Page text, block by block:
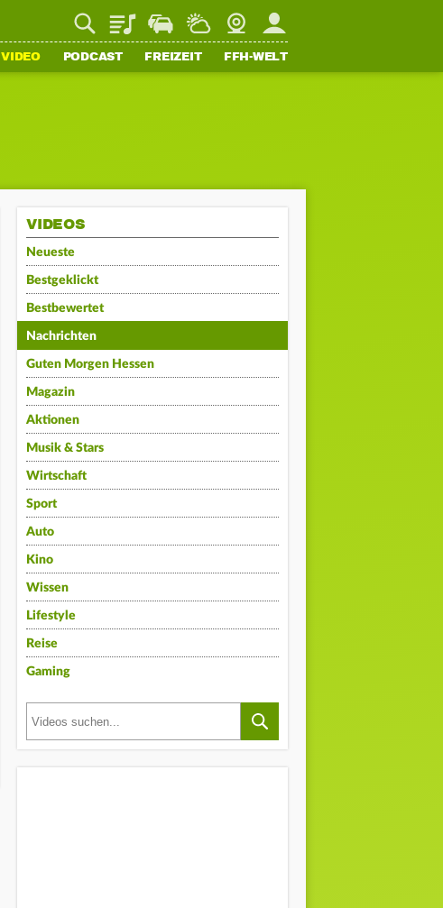
PlaylistStaupilotWetterWebcamMein FFH
VIDEO PODCAST FREIZEIT FFH-WELT
VIDEOS
Neueste
Bestgeklickt
Bestbewertet
Nachrichten
Guten Morgen Hessen
Magazin
Aktionen
Musik & Stars
Wirtschaft
Sport
Auto
Kino
Wissen
Lifestyle
Reise
Gaming